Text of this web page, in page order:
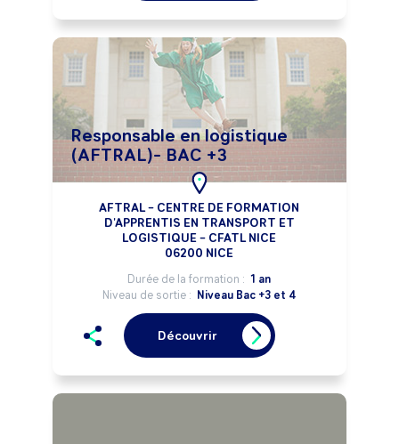
Responsable en logistique
(AFTRAL)- BAC +3
AFTRAL – CENTRE DE FORMATION
D'APPRENTIS EN TRANSPORT ET
LOGISTIQUE – CFATL NICE
06200 NICE
Durée de la formation : 1 an
Niveau de sortie : Niveau Bac +3 et 4
Découvrir